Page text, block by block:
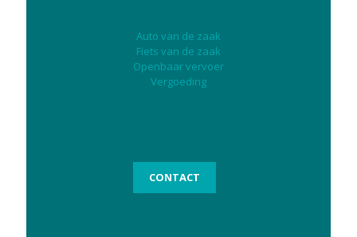
Auto van de zaak
Fiets van de zaak
Openbaar vervoer
Vergoeding
CONTACT